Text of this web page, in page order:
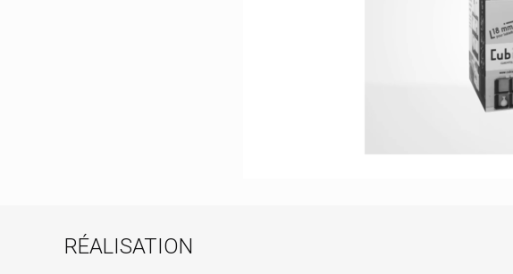
RÉALISATION